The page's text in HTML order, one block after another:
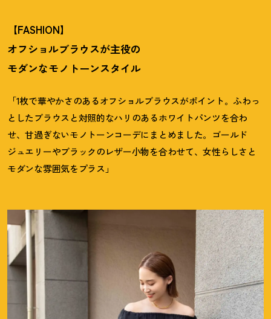
【FASHION】
オフショルブラウスが主役の
モダンなモノトーンスタイル
「1枚で華やかさのあるオフショルブラウスがポイント。ふわっ
としたブラウスと対照的なハリのあるホワイトパンツを合わ
せ、甘過ぎないモノトーンコーデにまとめました。ゴールド
ジュエリーやブラックのレザー小物を合わせて、女性らしさと
モダンな雰囲気をプラス」